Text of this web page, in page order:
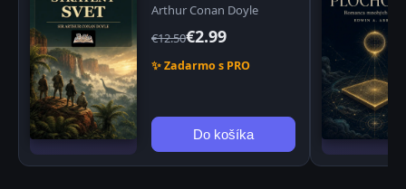
Arthur Conan Doyle
€12.50€2.99
✨ Zadarmo s PRO
Do košíka